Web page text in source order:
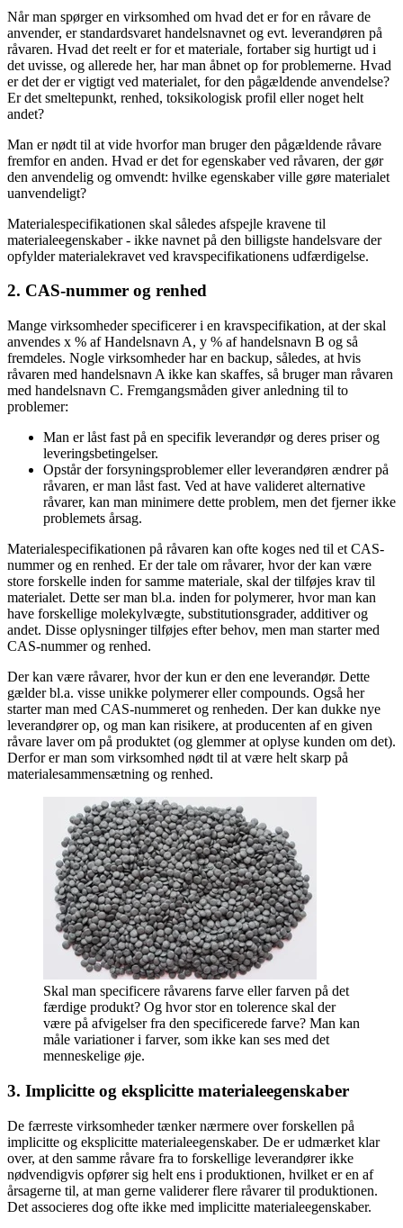
Når man spørger en virksomhed om hvad det er for en råvare de
anvender, er standardsvaret handelsnavnet og evt. leverandøren på
råvaren. Hvad det reelt er for et materiale, fortaber sig hurtigt ud i
det uvisse, og allerede her, har man åbnet op for problemerne. Hvad
er det der er vigtigt ved materialet, for den pågældende anvendelse?
Er det smeltepunkt, renhed, toksikologisk profil eller noget helt
andet?
Man er nødt til at vide hvorfor man bruger den pågældende råvare
fremfor en anden. Hvad er det for egenskaber ved råvaren, der gør
den anvendelig og omvendt: hvilke egenskaber ville gøre materialet
uanvendeligt?
Materialespecifikationen skal således afspejle kravene til
materialeegenskaber - ikke navnet på den billigste handelsvare der
opfylder materialekravet ved kravspecifikationens udfærdigelse.
2. CAS-nummer og renhed
Mange virksomheder specificerer i en kravspecifikation, at der skal
anvendes x % af Handelsnavn A, y % af handelsnavn B og så
fremdeles. Nogle virksomheder har en backup, således, at hvis
råvaren med handelsnavn A ikke kan skaffes, så bruger man råvaren
med handelsnavn C. Fremgangsmåden giver anledning til to
problemer:
Man er låst fast på en specifik leverandør og deres priser og
leveringsbetingelser.
Opstår der forsyningsproblemer eller leverandøren ændrer på
råvaren, er man låst fast. Ved at have valideret alternative
råvarer, kan man minimere dette problem, men det fjerner ikke
problemets årsag.
Materialespecifikationen på råvaren kan ofte koges ned til et CAS-
nummer og en renhed. Er der tale om råvarer, hvor der kan være
store forskelle inden for samme materiale, skal der tilføjes krav til
materialet. Dette ser man bl.a. inden for polymerer, hvor man kan
have forskellige molekylvægte, substitutionsgrader, additiver og
andet. Disse oplysninger tilføjes efter behov, men man starter med
CAS-nummer og renhed.
Der kan være råvarer, hvor der kun er den ene leverandør. Dette
gælder bl.a. visse unikke polymerer eller compounds. Også her
starter man med CAS-nummeret og renheden. Der kan dukke nye
leverandører op, og man kan risikere, at producenten af en given
råvare laver om på produktet (og glemmer at oplyse kunden om det).
Derfor er man som virksomhed nødt til at være helt skarp på
materialesammensætning og renhed.
Skal man specificere råvarens farve eller farven på det
færdige produkt? Og hvor stor en tolerence skal der
være på afvigelser fra den specificerede farve? Man kan
måle variationer i farver, som ikke kan ses med det
menneskelige øje.
3. Implicitte og eksplicitte materialeegenskaber
De færreste virksomheder tænker nærmere over forskellen på
implicitte og eksplicitte materialeegenskaber. De er udmærket klar
over, at den samme råvare fra to forskellige leverandører ikke
nødvendigvis opfører sig helt ens i produktionen, hvilket er en af
årsagerne til, at man gerne validerer flere råvarer til produktionen.
Det associeres dog ofte ikke med implicitte materialeegenskaber.